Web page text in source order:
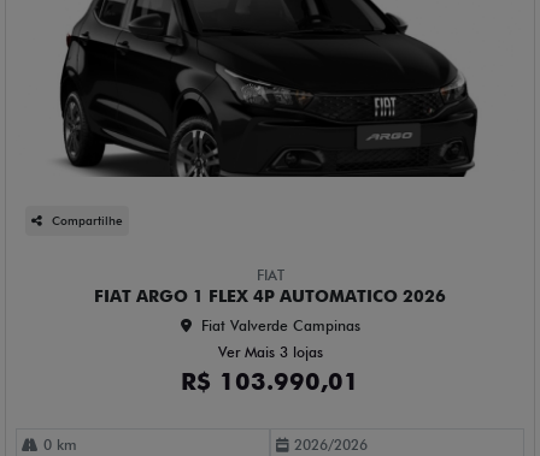
Compartilhe
FIAT
FIAT ARGO 1 FLEX 4P AUTOMATICO 2026
Fiat Valverde Campinas
Ver Mais 3 lojas
R$ 103.990,01
0 km 2026/2026